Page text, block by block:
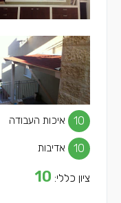
איכות העבודה 10
אדיבות 10
ציון כללי: 10